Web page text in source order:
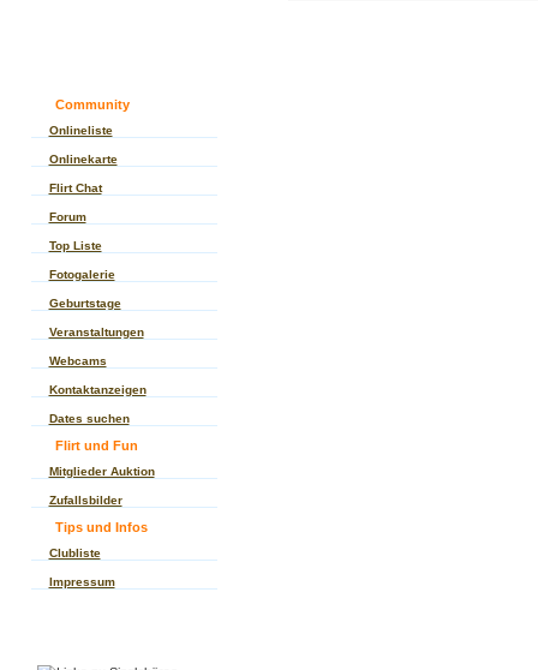
Community
Onlineliste
Onlinekarte
Flirt Chat
Forum
Top Liste
Fotogalerie
Geburtstage
Veranstaltungen
Webcams
Kontaktanzeigen
Dates suchen
Flirt und Fun
Mitglieder Auktion
Zufallsbilder
Tips und Infos
Clubliste
Impressum